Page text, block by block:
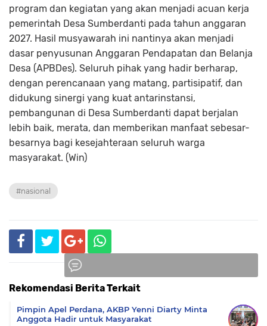
program dan kegiatan yang akan menjadi acuan kerja
pemerintah Desa Sumberdanti pada tahun anggaran
2027. Hasil musyawarah ini nantinya akan menjadi
dasar penyusunan Anggaran Pendapatan dan Belanja
Desa (APBDes). Seluruh pihak yang hadir berharap,
dengan perencanaan yang matang, partisipatif, dan
didukung sinergi yang kuat antarinstansi,
pembangunan di Desa Sumberdanti dapat berjalan
lebih baik, merata, dan memberikan manfaat sebesar-
besarnya bagi kesejahteraan seluruh warga
masyarakat. (Win)
#nasional
Rekomendasi Berita Terkait
Pimpin Apel Perdana, AKBP Yenni Diarty Minta
Anggota Hadir untuk Masyarakat